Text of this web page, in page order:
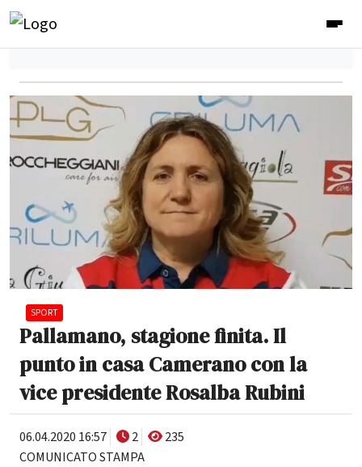
SPORT
Pallamano, stagione finita. Il
punto in casa Camerano con la
vice presidente Rosalba Rubini
06.04.2020 16:57 2
235
COMUNICATO STAMPA